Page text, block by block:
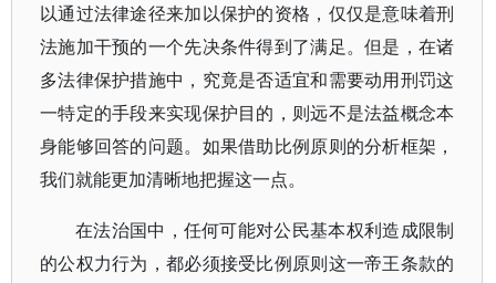
以通过法律途径来加以保护的资格，仅仅是意味着刑
法施加干预的一个先决条件得到了满足。但是，在诸
多法律保护措施中，究竟是否适宜和需要动用刑罚这
一特定的手段来实现保护目的，则远不是法益概念本
身能够回答的问题。如果借助比例原则的分析框架，
我们就能更加清晰地把握这一点。
在法治国中，任何可能对公民基本权利造成限制
的公权力行为，都必须接受比例原则这一帝王条款的